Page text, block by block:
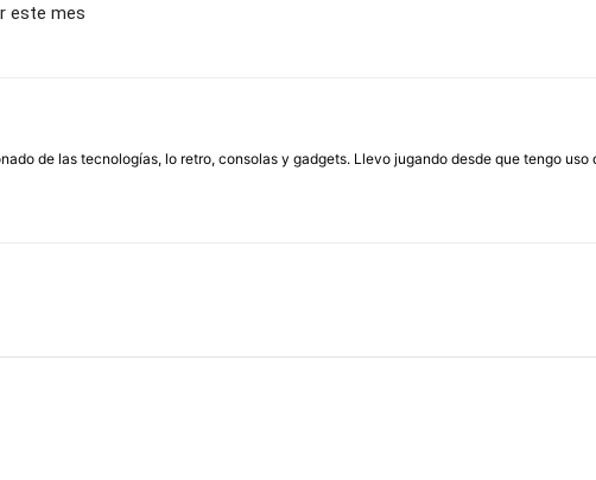
este mes
de las tecnologías, lo retro, consolas y gadgets. Llevo jugando desde que tengo